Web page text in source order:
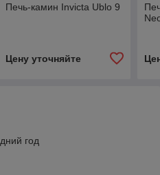
Печь-камин Invicta Ublo 9
Цену уточняйте
год